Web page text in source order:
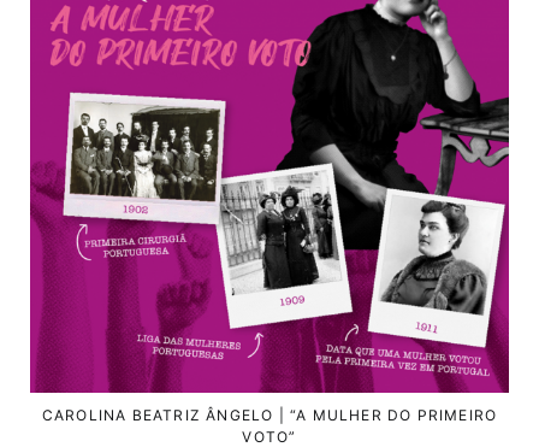
CAROLINA BEATRIZ ÂNGELO | “A MULHER DO PRIMEIRO
VOTO”